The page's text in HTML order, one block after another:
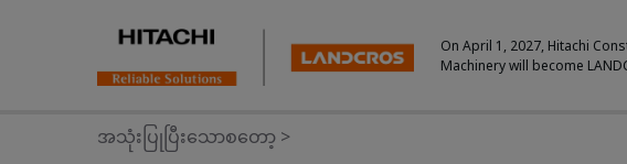
On April 1, 2027, Hitachi
Machinery will become
အသုံးပြုပြီးသောစတော့ >